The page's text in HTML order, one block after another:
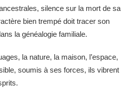
silence sur la mort de sa
bien trempé doit tracer son
la généalogie familiale.
la nature, la maison, l’espace,
soumis à ses forces, ils vibrent